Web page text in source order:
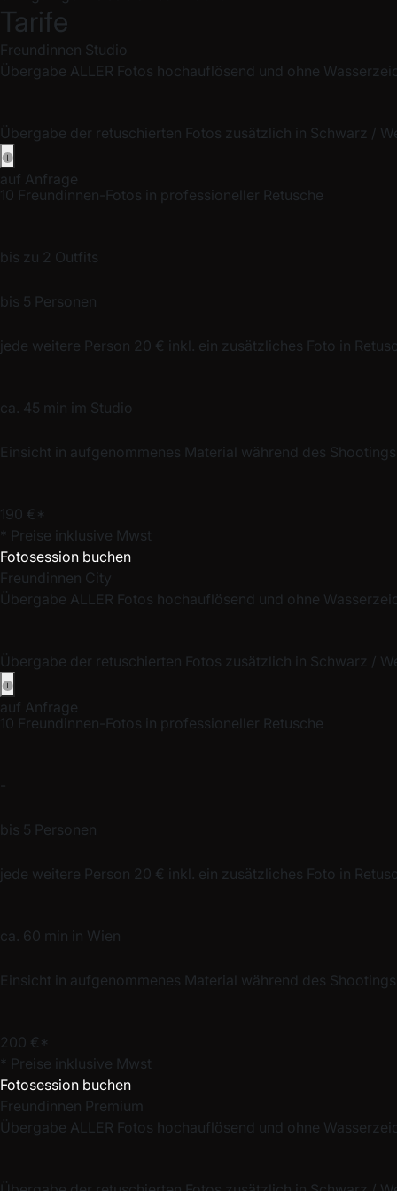
Tarife
Freundinnen Studio
Übergabe ALLER Fotos hochauflösend und ohne
Übergabe der retuschierten Fotos zusätzlich in Schwarz /
auf Anfrage
10 Freundinnen-Fotos in professioneller Retusche
bis zu 2 Outfits
bis 5 Personen
jede weitere Person 20 € inkl. ein zusätzliches Foto in
ca. 45 min im Studio
Einsicht in aufgenommenes Material während des Shootings
190 €*
* Preise inklusive Mwst
Fotosession buchen
Freundinnen City
Übergabe ALLER Fotos hochauflösend und ohne
Übergabe der retuschierten Fotos zusätzlich in Schwarz /
auf Anfrage
10 Freundinnen-Fotos in professioneller Retusche
bis 5 Personen
jede weitere Person 20 € inkl. ein zusätzliches Foto in
ca. 60 min in Wien
Einsicht in aufgenommenes Material während des Shootings
200 €*
* Preise inklusive Mwst
Fotosession buchen
Freundinnen Premium
Übergabe ALLER Fotos hochauflösend und ohne